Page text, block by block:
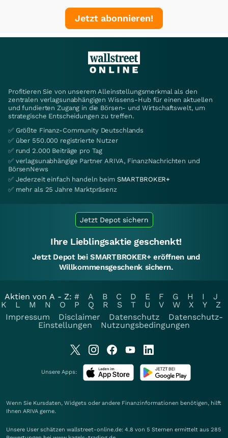
Jetzt abonnieren!
Profitieren Sie von unserem Alleinstellungsmerkmal als den
zentralen verlagsunabhängigen Wissens-Hub für einen aktuellen
und fundierten Zugang in die Börsen- und Wirtschaftswelt, um
strategische Entscheidungen zu treffen.
✅ Größte Finanz-Community Deutschlands
✅ über 550.000 registrierte Nutzer
✅ rund 2.000 Beiträge pro Tag
✅ verlagsunabhängige Partner ARIVA, FinanzNachrichten und
BörsenNews
✅ Jederzeit einfach handeln beim SMARTBROKER+
✅ mehr als 25 Jahre Marktpräsenz
Jetzt Depot sichern
Ihre Lieblingsaktie geschenkt!
Jetzt Depot bei SMARTBROKER+ eröffnen und
Willkommensgeschenk sichern.
Aktien von A - Z: # A B C D E F G H I
J
K
L M N O P Q R S T U V W X Y
Z
Impressum
Disclaimer Datenschutz
Datenschutz-
Einstellungen
Nutzungsbedingungen
Unsere Apps:
Wenn Sie Kursdaten, Widgets oder andere Finanzinformationen benötigen, hilft
Ihnen ARIVA gerne.
Unsere User schätzen wallstreet-online.de: 4.8 von 5 Sternen ermittelt aus 285